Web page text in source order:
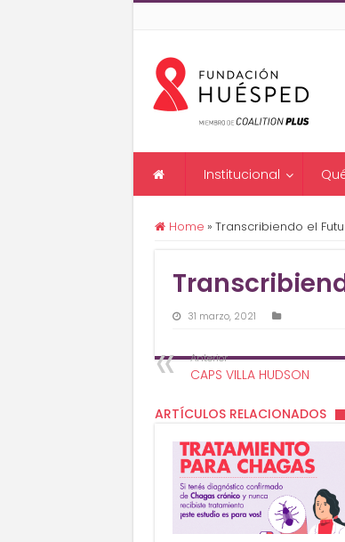
Institucional
Home » Transcribiendo el
31 marzo, 2021
Anterior
CAPS VILLA HUDSON
ARTÍCULOS RELACIONADOS